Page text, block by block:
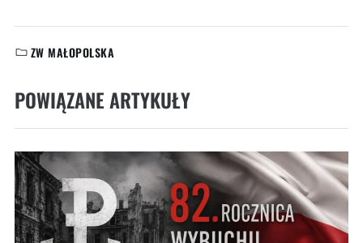
KATEGORIE:
ZW MAŁOPOLSKA
POWIĄZANE ARTYKUŁY